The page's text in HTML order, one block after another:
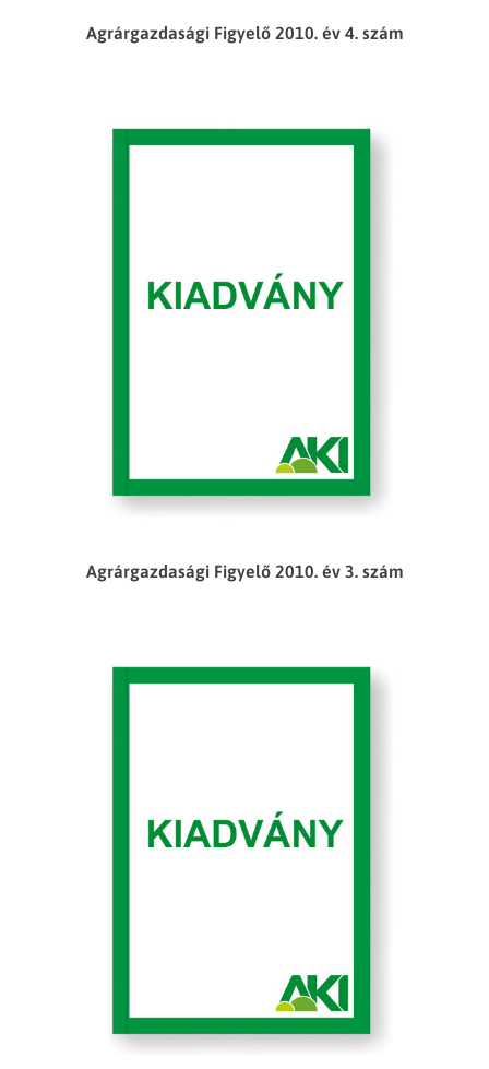
Agrárgazdasági Figyelő 2010. év 4. szám
Agrárgazdasági Figyelő 2010. év 3. szám